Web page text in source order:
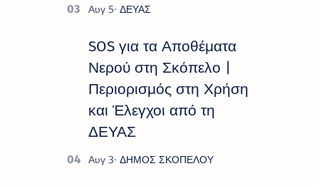
SOS για τα Αποθέματα
Νερού στη Σκόπελο |
Περιορισμός στη Χρήση
και Έλεγχοι από τη
ΔΕΥΑΣ